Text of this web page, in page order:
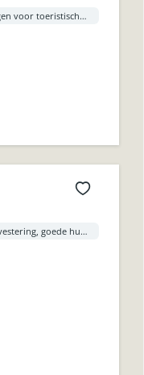
Toelatingen voor toeristische verhuring zijn in orde.
Ideale investering, goede huuropbrengsten.